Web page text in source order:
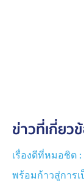
ถูกกว่า เริ่มต้นที่
ข่าวที่เกี่ยว
เรื่องดีที่หมอชิต :
พร้อมก้าวสู่การ